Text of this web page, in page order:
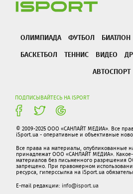
ОЛИМПИАДА ФУТБОЛ БИАТЛОН
БАСКЕТБОЛ
ТЕННИС ВИДЕО
АВТОСПОРТ
ПОДПИСЫВАЙТЕСЬ НА ISPORT
© 2009-2025 ООО «САНЛАЙТ МЕДИА». Все
iSport.ua - оперативные и объективные
Все права на материалы, опубликованные
принадлежат ООО «САНЛАЙТ МЕДИА».
материалов без письменного разрешения
запрещено. При правомерном
ресурса, гиперссылка на iSport.ua
E-mail редакции: info@isport.ua